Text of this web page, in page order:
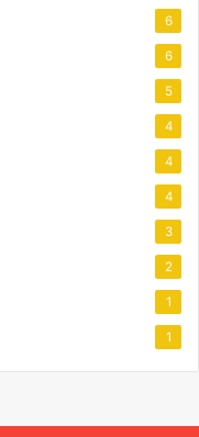
6
6
5
4
4
4
3
2
1
1